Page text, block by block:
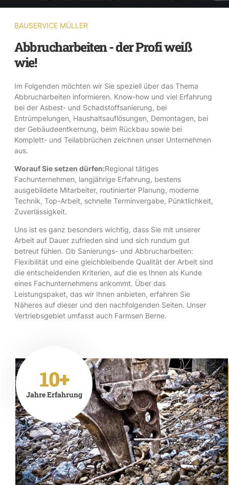
BAUSERVICE MÜLLER
Abbrucharbeiten - der Profi weiß
wie!
Im Folgenden möchten wir Sie speziell über das Thema
Abbrucharbeiten informieren. Know-how und viel Erfahrung
bei der Asbest- und Schadstoffsanierung, bei
Entrümpelungen, Haushaltsauflösungen, Demontagen, bei
der Gebäudeentkernung, beim Rückbau sowie bei
Komplett- und Teilabbrüchen zeichnen unser Unternehmen
aus.
Worauf Sie setzen dürfen:Regional tätiges
Fachunternehmen, langjährige Erfahrung, bestens
ausgebildete Mitarbeiter, routinierter Planung, moderne
Technik, Top-Arbeit, schnelle Terminvergabe, Pünktlichkeit,
Zuverlässigkeit.
Uns ist es ganz besonders wichtig, dass Sie mit unserer
Arbeit auf Dauer zufrieden sind und sich rundum gut
betreut fühlen. Ob Sanierungs- und Abbrucharbeiten:
Flexibilität und eine gleichbleibende Qualität der Arbeit sind
die entscheidenden Kriterien, auf die es Ihnen als Kunde
eines Fachunternehmens ankommt. Über das
Leistungspaket, das wir Ihnen anbieten, erfahren Sie
Näheres auf dieser und den nachfolgenden Seiten. Unser
Vertriebsgebiet umfasst auch Farmsen Berne.
10+
Jahre Erfahrung